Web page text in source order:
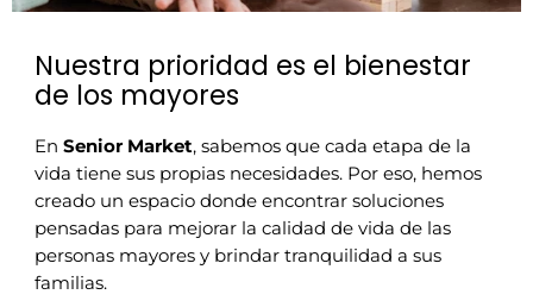
Nuestra prioridad es el bienestar
de los mayores
En Senior Market, sabemos que cada etapa de la
vida tiene sus propias necesidades. Por eso, hemos
creado un espacio donde encontrar soluciones
pensadas para mejorar la calidad de vida de las
personas mayores y brindar tranquilidad a sus
familias.